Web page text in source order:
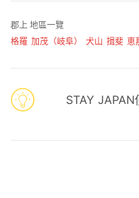
郡上 地區一覽
格羅 加茂（岐阜） 犬山 揖斐 恵
STAY